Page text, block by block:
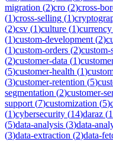
migration (2)cro (2)cross-
(1)cross-selling (1)
(2)csv (1)culture (1)currency
(1)custom-development (2)
(1)custom-orders (2)
(2)customer-data (1)
(5)customer-health (1)
(3)customer-retention (5)
segmentation (2)customer-
support (7)customization (5)
(1)cybersecurity (14)daraz (1
(5)data-analysis (3)data-
(3)data-extraction (2)data-